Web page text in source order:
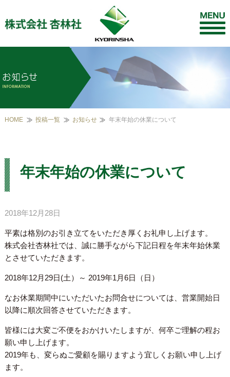
HOME 投稿一覧 お知らせ 年末年始の休業について
年末年始の休業について
2018年12月28日
平素は格別のお引き立てをいただき厚くお礼申し上げます。
株式会社杏林社では、誠に勝手ながら下記日程を年末年始休業
とさせていただきます。
2018年12月29日(土）～ 2019年1月6日（日）
なお休業期間中にいただいたお問合せについては、営業開始日
以降に順次回答させていただきます。
皆様には大変ご不便をおかけいたしますが、何卒ご理解の程お
願い申し上げます。
2019年も、変らぬご愛顧を賜りますよう宜しくお願い申し上げ
ます。